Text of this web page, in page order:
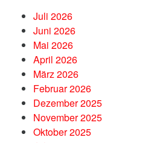
Juli 2026
Juni 2026
Mai 2026
April 2026
März 2026
Februar 2026
Dezember 2025
November 2025
Oktober 2025